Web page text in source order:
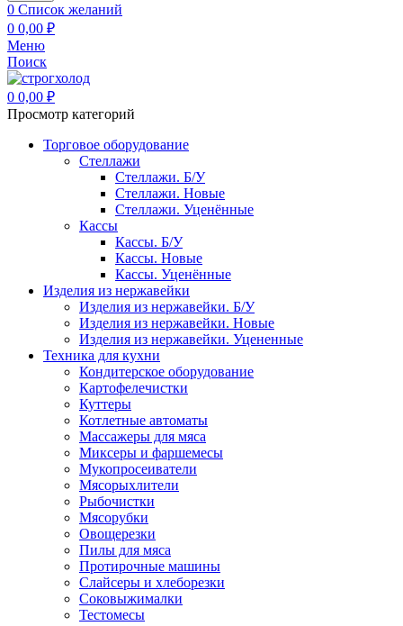
0 Список желаний
0 0,00 ₽
Меню
Поиск
0 0,00 ₽
Просмотр категорий
Торговое оборудование
Стеллажи
Стеллажи. Б/У
Стеллажи. Новые
Стеллажи. Уценённые
Кассы
Кассы. Б/У
Кассы. Новые
Кассы. Уценённые
Изделия из нержавейки
Изделия из нержавейки. Б/У
Изделия из нержавейки. Новые
Изделия из нержавейки. Уцененные
Техника для кухни
Кондитерское оборудование
Картофелечистки
Куттеры
Котлетные автоматы
Массажеры для мяса
Миксеры и фаршемесы
Мукопросеиватели
Мясорыхлители
Рыбочистки
Мясорубки
Овощерезки
Пилы для мяса
Протирочные машины
Слайсеры и хлеборезки
Соковыжималки
Тестомесы